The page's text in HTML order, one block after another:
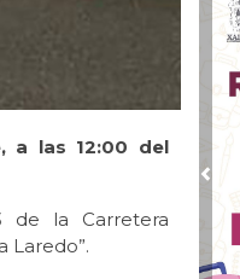
a las 12:00 del
de la Carretera
Laredo”.
a